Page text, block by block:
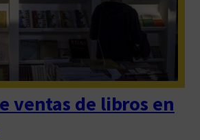
ventas de libros en